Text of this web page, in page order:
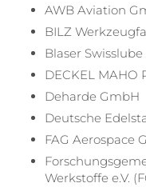
AWB Aviation
BILZ
Blaser Swisslube
DECKEL MAHO
Deharde GmbH
Deutsche
FAG Aerospace
Werkstoffe e.V.